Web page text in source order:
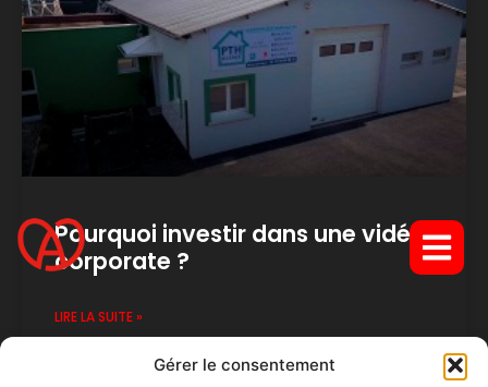
Gérer le consentement
Pourquoi investir dans une vidéo
corporate ?
LIRE LA SUITE »